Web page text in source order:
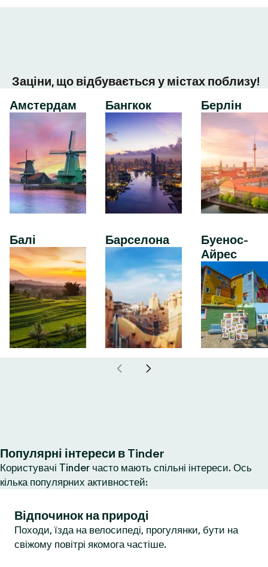
Заціни, що відбувається у містах поблизу!
Амстердам
Балі
Бангкок
Барселона
Берлін
Буенос-
Айрес
Популярні інтереси в Tinder
Користувачі Tinder часто мають спільні інтереси. Ось
кілька популярних активностей:
Відпочинок на природі
Походи, їзда на велосипеді, прогулянки, бути на
свіжому повітрі якомога частіше.